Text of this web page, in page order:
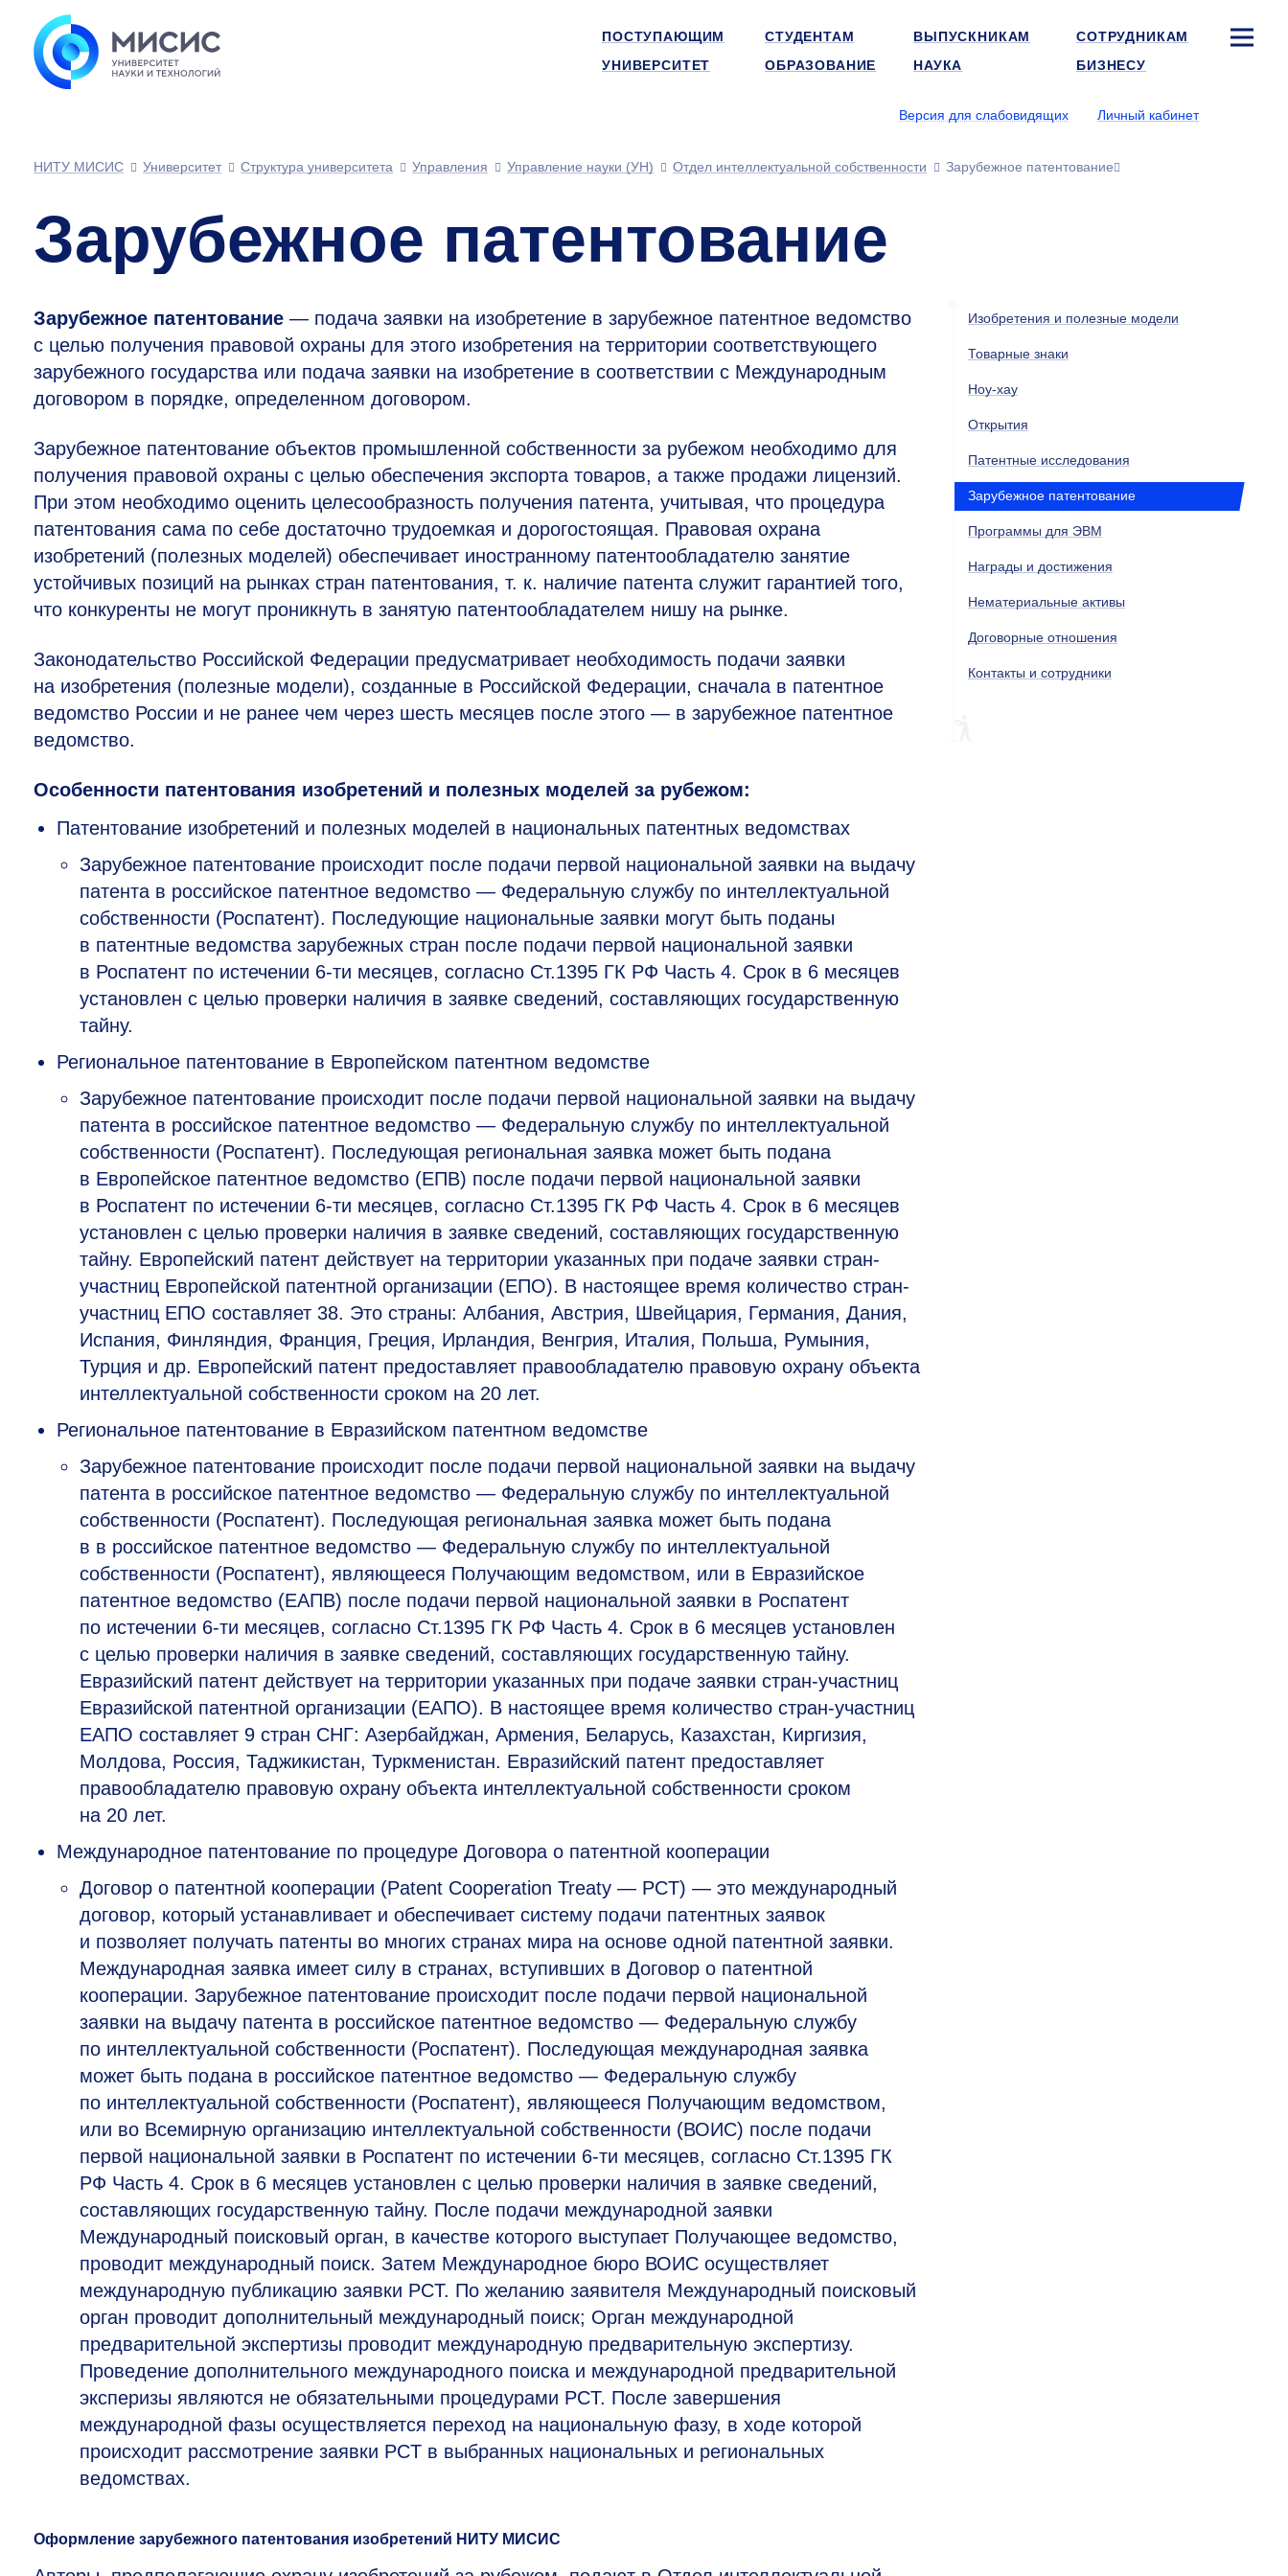
ПОСТУПАЮЩИМ СТУДЕНТАМ ВЫПУСКНИКАМ
СОТРУДНИКАМ
УНИВЕРСИТЕТ
ОБРАЗОВАНИЕ НАУКА БИЗНЕСУ
Версия для слабовидящих Личный кабинет
НИТУ МИСИС Университет Структура университета Управления Управление науки (УН) Отдел интеллектуальной собственности Зарубежное патентование
Зарубежное патентование
Зарубежное патентование — подача заявки на изобретение в зарубежное патентное ведомство
с целью получения правовой охраны для этого изобретения на территории соответствующего
зарубежного государства или подача заявки на изобретение в соответствии с Международным
договором в порядке, определенном договором.
Зарубежное патентование объектов промышленной собственности за рубежом необходимо для
получения правовой охраны с целью обеспечения экспорта товаров, а также продажи лицензий.
При этом необходимо оценить целесообразность получения патента, учитывая, что процедура
патентования сама по себе достаточно трудоемкая и дорогостоящая. Правовая охрана
изобретений (полезных моделей) обеспечивает иностранному патентообладателю занятие
устойчивых позиций на рынках стран патентования, т. к. наличие патента служит гарантией того,
что конкуренты не могут проникнуть в занятую патентообладателем нишу на рынке.
Законодательство Российской Федерации предусматривает необходимость подачи заявки
на изобретения (полезные модели), созданные в Российской Федерации, сначала в патентное
ведомство России и не ранее чем через шесть месяцев после этого — в зарубежное патентное
ведомство.
Особенности патентования изобретений и полезных моделей за рубежом:
Патентование изобретений и полезных моделей в национальных патентных ведомствах
Зарубежное патентование происходит после подачи первой национальной заявки на выдачу
патента в российское патентное ведомство — Федеральную службу по интеллектуальной
собственности (Роспатент). Последующие национальные заявки могут быть поданы
в патентные ведомства зарубежных стран после подачи первой национальной заявки
в Роспатент по истечении 6-ти месяцев, согласно Ст.1395 ГК РФ Часть 4. Срок в 6 месяцев
установлен с целью проверки наличия в заявке сведений, составляющих государственную
тайну.
Региональное патентование в Европейском патентном ведомстве
Зарубежное патентование происходит после подачи первой национальной заявки на выдачу
патента в российское патентное ведомство — Федеральную службу по интеллектуальной
собственности (Роспатент). Последующая региональная заявка может быть подана
в Европейское патентное ведомство (ЕПВ) после подачи первой национальной заявки
в Роспатент по истечении 6-ти месяцев, согласно Ст.1395 ГК РФ Часть 4. Срок в 6 месяцев
установлен с целью проверки наличия в заявке сведений, составляющих государственную
тайну. Европейский патент действует на территории указанных при подаче заявки стран-
участниц Европейской патентной организации (ЕПО). В настоящее время количество стран-
участниц ЕПО составляет 38. Это страны: Албания, Австрия, Швейцария, Германия, Дания,
Испания, Финляндия, Франция, Греция, Ирландия, Венгрия, Италия, Польша, Румыния,
Турция и др. Европейский патент предоставляет правообладателю правовую охрану объекта
интеллектуальной собственности сроком на 20 лет.
Региональное патентование в Евразийском патентном ведомстве
Зарубежное патентование происходит после подачи первой национальной заявки на выдачу
патента в российское патентное ведомство — Федеральную службу по интеллектуальной
собственности (Роспатент). Последующая региональная заявка может быть подана
в в российское патентное ведомство — Федеральную службу по интеллектуальной
собственности (Роспатент), являющееся Получающим ведомством, или в Евразийское
патентное ведомство (ЕАПВ) после подачи первой национальной заявки в Роспатент
по истечении 6-ти месяцев, согласно Ст.1395 ГК РФ Часть 4. Срок в 6 месяцев установлен
с целью проверки наличия в заявке сведений, составляющих государственную тайну.
Евразийский патент действует на территории указанных при подаче заявки стран-участниц
Евразийской патентной организации (ЕАПО). В настоящее время количество стран-участниц
ЕАПО составляет 9 стран СНГ: Азербайджан, Армения, Беларусь, Казахстан, Киргизия,
Молдова, Россия, Таджикистан, Туркменистан. Евразийский патент предоставляет
правообладателю правовую охрану объекта интеллектуальной собственности сроком
на 20 лет.
Международное патентование по процедуре Договора о патентной кооперации
Договор о патентной кооперации (Patent Cooperation Treaty — PCT) — это международный
договор, который устанавливает и обеспечивает систему подачи патентных заявок
и позволяет получать патенты во многих странах мира на основе одной патентной заявки.
Международная заявка имеет силу в странах, вступивших в Договор о патентной
кооперации. Зарубежное патентование происходит после подачи первой национальной
заявки на выдачу патента в российское патентное ведомство — Федеральную службу
по интеллектуальной собственности (Роспатент). Последующая международная заявка
может быть подана в российское патентное ведомство — Федеральную службу
по интеллектуальной собственности (Роспатент), являющееся Получающим ведомством,
или во Всемирную организацию интеллектуальной собственности (ВОИС) после подачи
первой национальной заявки в Роспатент по истечении 6-ти месяцев, согласно Ст.1395 ГК
РФ Часть 4. Срок в 6 месяцев установлен с целью проверки наличия в заявке сведений,
составляющих государственную тайну. После подачи международной заявки
Международный поисковый орган, в качестве которого выступает Получающее ведомство,
проводит международный поиск. Затем Международное бюро ВОИС осуществляет
международную публикацию заявки PCT. По желанию заявителя Международный поисковый
орган проводит дополнительный международный поиск; Орган международной
предварительной экспертизы проводит международную предварительную экспертизу.
Проведение дополнительного международного поиска и международной предварительной
эксперизы являются не обязательными процедурами PCT. После завершения
международной фазы осуществляется переход на национальную фазу, в ходе которой
происходит рассмотрение заявки PCT в выбранных национальных и региональных
ведомствах.
Оформление зарубежного патентования изобретений НИТУ МИСИС
Изобретения и полезные модели
Товарные знаки
Ноу-хау
Открытия
Патентные исследования
Зарубежное патентование
Программы для ЭВМ
Награды и достижения
Нематериальные активы
Договорные отношения
Контакты и сотрудники